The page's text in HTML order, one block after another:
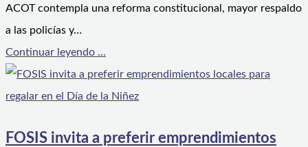
ACOT contempla una reforma constitucional, mayor respaldo
a las policías y…
Continuar leyendo ...
FOSIS invita a preferir emprendimientos